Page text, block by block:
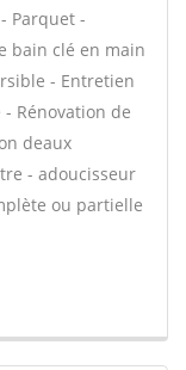
Parquet -
bain clé en main
- Entretien
Rénovation de
deaux
- adoucisseur
ou partielle